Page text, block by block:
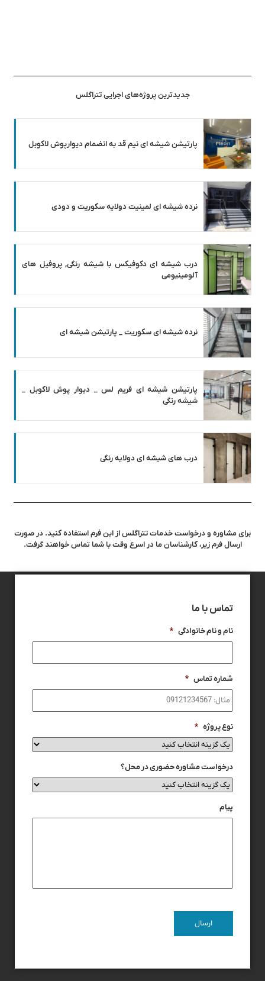
جدیدترین پروژه‌های اجرایی تتراگلس
پارتیشن شیشه ای نیم قد به انضمام دیوارپوش لاکوبل
نرده شیشه ای لمینیت دولایه سکوریت و دودی
درب شیشه ای دکوفیکس با شیشه رنگی, پروفیل های
آلومینیومی
نرده شیشه ای سکوریت _ پارتیشن شیشه ای
پارتیشن شیشه ای فریم لس _ دیوار پوش لاکوبل _
شیشه رنگی
درب های شیشه ای دولایه رنگی
برای مشاوره و درخواست خدمات تتراگلس از این فرم استفاده کنید. در صورت
ارسال فرم زیر، کارشناسان ما در اسرع وقت با شما تماس خواهند گرفت.
تماس با ما
نام و نام خانوادگی *
شماره تماس *
نوع پروژه *
درخواست مشاوره حضوری در محل؟
پیام